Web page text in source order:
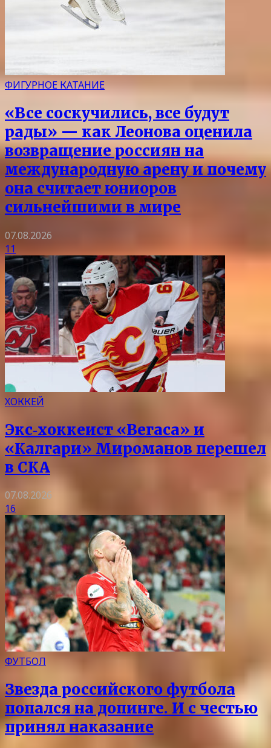
ФИГУРНОЕ КАТАНИЕ
«Все соскучились, все будут
рады» — как Леонова оценила
возвращение россиян на
международную арену и почему
она считает юниоров
сильнейшими в мире
07.08.2026
11
ХОККЕЙ
Экс‑хоккеист «Вегаса» и
«Калгари» Мироманов перешел
в СКА
07.08.2026
16
ФУТБОЛ
Звезда российского футбола
попался на допинге. И с честью
принял наказание